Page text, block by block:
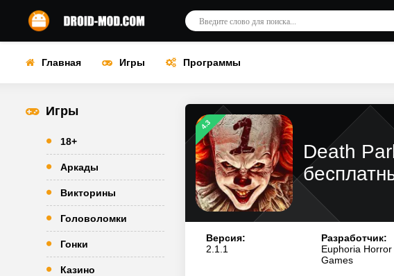
Главная Игры Программы
Игры
18+
Аркады
Викторины
Головоломки
Гонки
Казино
4.3
Death
Версия:
2.1.1
Разработчик:
Euphoria Horror
Games